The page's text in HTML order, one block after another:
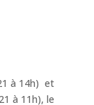
à 14h) et
à 11h), le